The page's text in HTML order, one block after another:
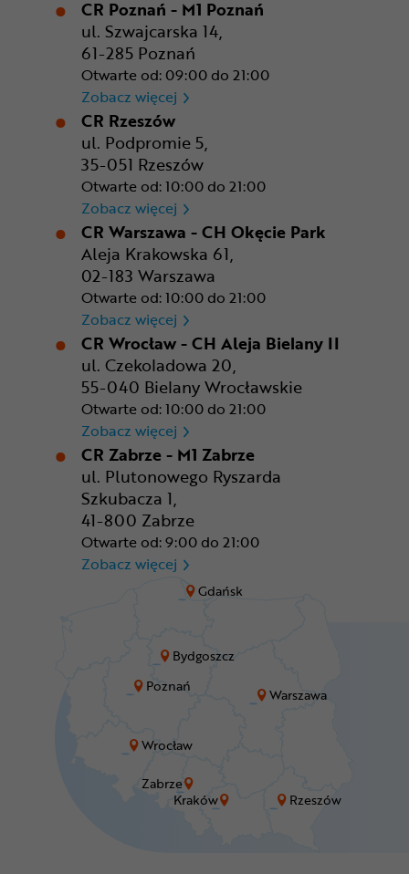
Bydgoszcz
Gdańsk
Kraków
Poznań
Rzeszów
Warszawa
Wrocław
Zabrze
CR Poznań - M1 Poznań
ul. Szwajcarska 14,
61-285 Poznań
Otwarte od: 09:00 do 21:00
Zobacz więcej CR Poznań - M1 Poznań
CR Rzeszów
ul. Podpromie 5,
35-051 Rzeszów
Otwarte od: 10:00 do 21:00
Zobacz więcej CR Rzeszów
CR Warszawa - CH Okęcie Park
Aleja Krakowska 61,
02-183 Warszawa
Otwarte od: 10:00 do 21:00
Zobacz więcej CR Warszawa - CH Okęcie
CR Wrocław - CH Aleja Bielany II
ul. Czekoladowa 20,
55-040 Bielany Wrocławskie
Otwarte od: 10:00 do 21:00
Zobacz więcej CR Wrocław - CH Aleja
CR Zabrze - M1 Zabrze
ul. Plutonowego Ryszarda
Szkubacza 1,
41-800 Zabrze
Otwarte od: 9:00 do 21:00
Zobacz więcej CR Zabrze - M1 Zabrze